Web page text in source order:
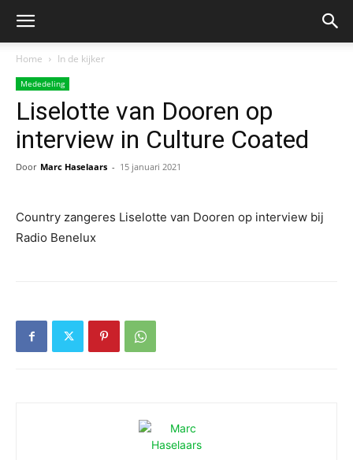
Home In de kijker
Mededeling
Liselotte van Dooren op
interview in Culture Coated
Door Marc Haselaars - 15 januari 2021
Country zangeres Liselotte van Dooren op interview bij
Radio Benelux